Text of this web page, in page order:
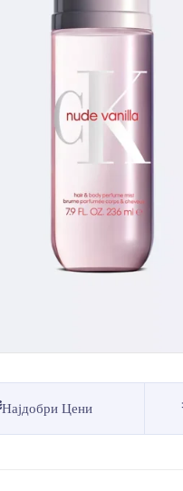
Најдобри Цени